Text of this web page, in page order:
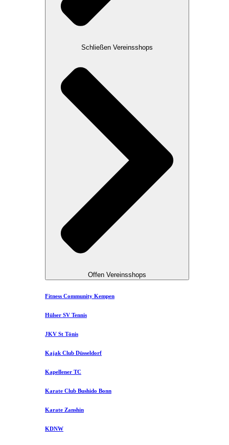
Schließen Vereinsshops
Offen Vereinsshops
Fitness Community Kempen
Hülser SV Tennis
JKV St Tönis
Kajak Club Düsseldorf
Kapellener TC
Karate Club Bushido Bonn
Karate Zanshin
KDNW